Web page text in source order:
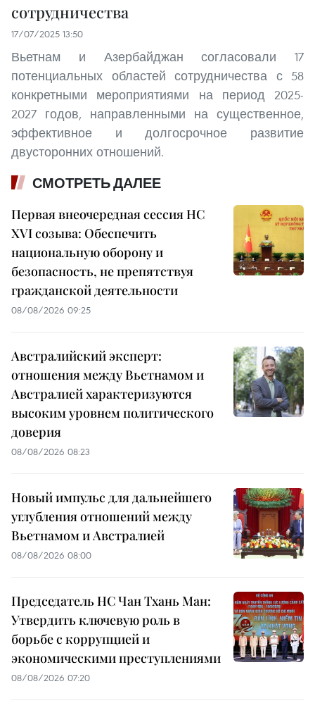
сотрудничества
17/07/2025 13:50
Вьетнам и Азербайджан согласовали 17
потенциальных областей сотрудничества с 58
конкретными мероприятиями на период 2025-
2027 годов, направленными на существенное,
эффективное и долгосрочное развитие
двусторонних отношений.
СМОТРЕТЬ ДАЛЕЕ
Первая внеочередная сессия НС
XVI созыва: Обеспечить
национальную оборону и
безопасность, не препятствуя
гражданской деятельности
08/08/2026 09:25
Австралийский эксперт:
отношения между Вьетнамом и
Австралией характеризуются
высоким уровнем политического
доверия
08/08/2026 08:23
Новый импульс для дальнейшего
углубления отношений между
Вьетнамом и Австралией
08/08/2026 08:00
Председатель НС Чан Тхань Ман:
Утвердить ключевую роль в
борьбе с коррупцией и
экономическими преступлениями
08/08/2026 07:20